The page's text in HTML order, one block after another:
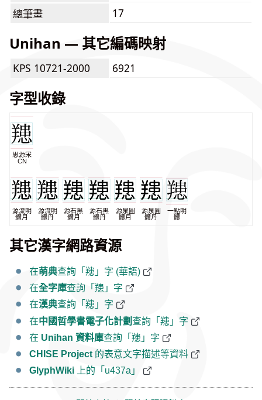
總筆畫
17
Unihan — 其它編碼映射
KPS 10721-2000 6921
字型收錄
思源宋
CN
源流明
體月
源流明
體丹
源石黑
體月
源石黑
體丹
源泉圓
體月
源泉圓
體丹
一點明
體
其它漢字網路資源
在萌典查詢「䍺」字 (華語)
在全字庫查詢「䍺」字
在漢典查詢「䍺」字
在中國哲學書電子化計劃查詢「䍺」字
在 Unihan 資料庫查詢「䍺」字
CHISE Project 的表意文字描述等資料
GlyphWiki 上的「u437a」